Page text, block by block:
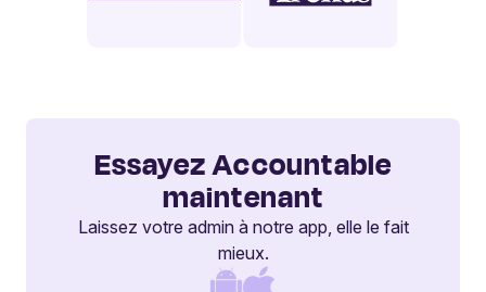
Essayez Accountable
maintenant
Laissez votre admin à notre app, elle le fait
mieux.